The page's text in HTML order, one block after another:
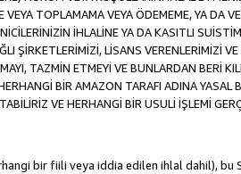
TOPLAMAMA VEYA ÖDEMEME, YA DA
İHLALİNE YA DA KASITLI
ŞİRKETLERİMİZİ, LİSANS VERENLERİMİZİ
TAZMİN ETMEYİ VE BUNLARDAN BERİ
BİR AMAZON TARAFI ADINA YASAL
VE HERHANGİ BİR USULİ İŞLEMİ
bir fiili veya iddia edilen ihlal dahil), bu